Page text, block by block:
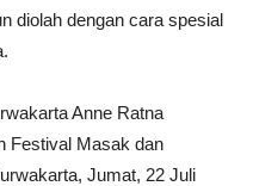
diolah dengan cara spesial
Anne Ratna
Festival Masak dan
Jumat, 22 Juli